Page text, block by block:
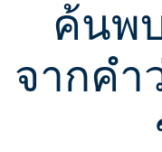
ค้นพ
จากคำ